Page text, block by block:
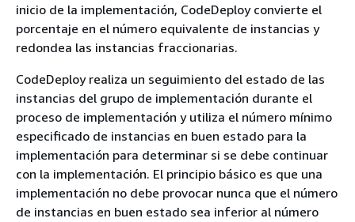
inicio de la implementación, CodeDeploy convierte el
porcentaje en el número equivalente de instancias y
redondea las instancias fraccionarias.
CodeDeploy realiza un seguimiento del estado de las
instancias del grupo de implementación durante el
proceso de implementación y utiliza el número mínimo
especificado de instancias en buen estado para la
implementación para determinar si se debe continuar
con la implementación. El principio básico es que una
implementación no debe provocar nunca que el número
de instancias en buen estado sea inferior al número